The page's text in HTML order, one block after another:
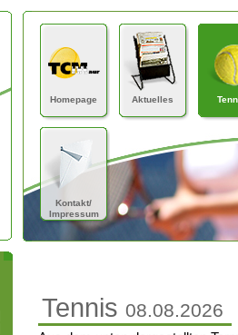
Homepage Aktuelles
Kontakt/
Impressum
Tennis 08.08.2026